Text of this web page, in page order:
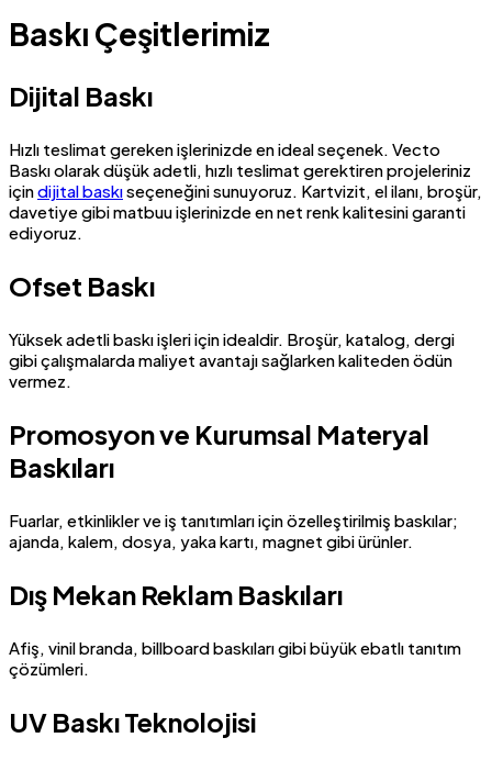
Baskı Çeşitlerimiz
Dijital Baskı
Hızlı teslimat gereken işlerinizde en ideal seçenek. Vecto
Baskı olarak düşük adetli, hızlı teslimat gerektiren projeleriniz
içindijital baskıseçeneğini sunuyoruz. Kartvizit, el ilanı, broşür,
davetiye gibi matbuu işlerinizde en net renk kalitesini garanti
ediyoruz.
Ofset Baskı
Yüksek adetli baskı işleri için idealdir. Broşür, katalog, dergi
gibi çalışmalarda maliyet avantajı sağlarken kaliteden ödün
vermez.
Promosyon ve Kurumsal Materyal
Baskıları
Fuarlar, etkinlikler ve iş tanıtımları için özelleştirilmiş baskılar;
ajanda, kalem, dosya, yaka kartı, magnet gibi ürünler.
Dış Mekan Reklam Baskıları
Afiş, vinil branda, billboard baskıları gibi büyük ebatlı tanıtım
çözümleri.
UV Baskı Teknolojisi